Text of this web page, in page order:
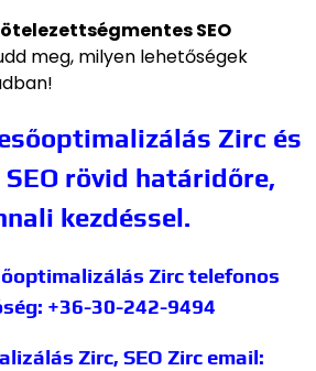
SEO
meg, milyen lehetőségek
Zirc és
SEO rövid határidőre,
kezdéssel.
Zirctelefonos
+36-30-242-9494
Zirc, SEO Zirc email: